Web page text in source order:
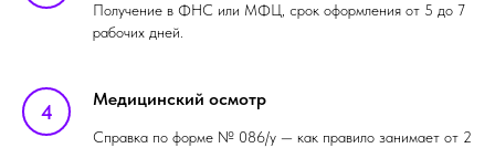
Получение в ФНС или МФЦ, срок оформления от 5 до 7
рабочих дней.
Медицинский осмотр
Справка по форме № 086/у — как правило занимает от 2